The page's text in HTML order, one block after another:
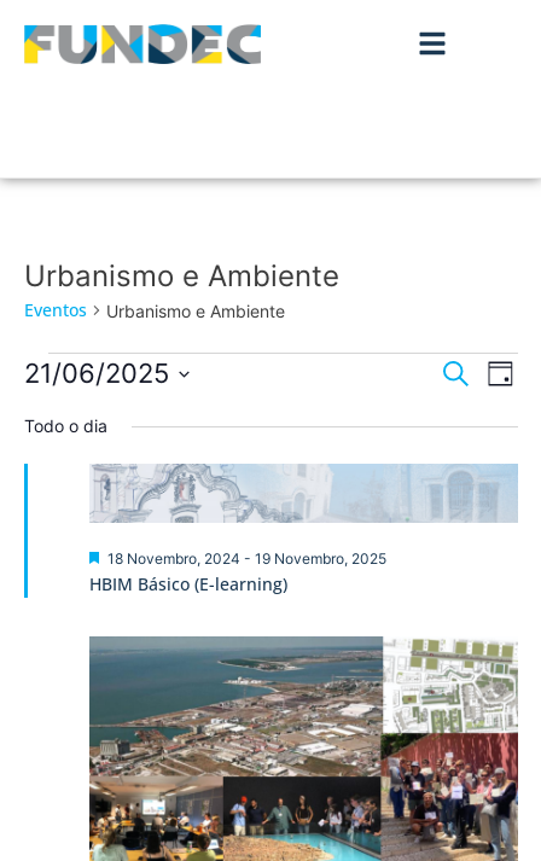
Urbanismo e Ambiente
Eventos Urbanismo e Ambiente
de
e
Pesquisar
de
Dia
21/06/2025
a
Todo o dia
HBIM Básico (E-learning)
Destaque
18 Novembro, 2024 - 19 Novembro, 2025